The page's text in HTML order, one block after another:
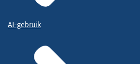
AI-gebruik